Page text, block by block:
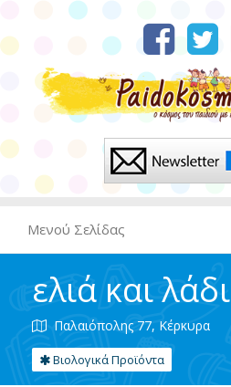
Μενού Σελίδας
ελιά και λάδι
Παλαιόπολης 77, Κέρκυρα
Βιολογικά Προϊόντα